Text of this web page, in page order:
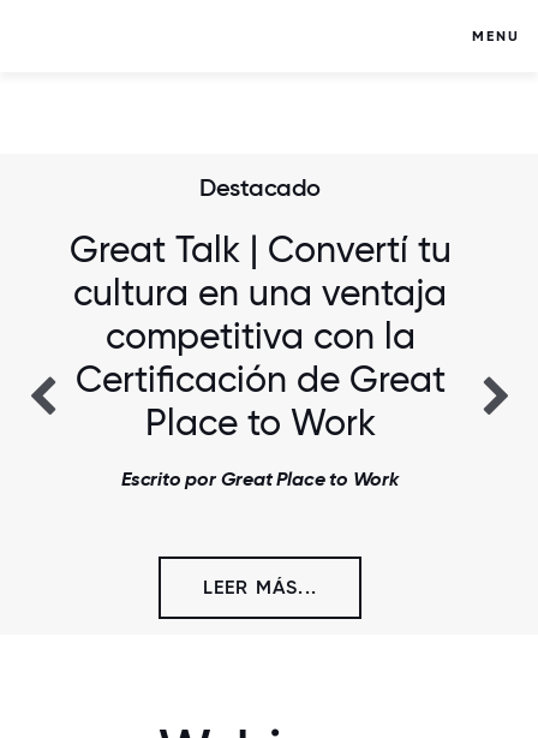
MENU
Destacado
Great Talk | Convertí tu
cultura en una ventaja
competitiva con la
Certificación de Great
Place to Work
Escrito por Great Place to Work
LEER MÁS...